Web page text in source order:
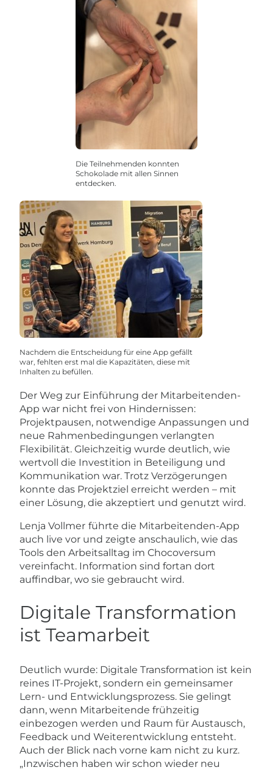
Die Teilnehmenden konnten
Schokolade mit allen Sinnen
entdecken.
Nachdem die Entscheidung für eine App gefällt
war, fehlten erst mal die Kapazitäten, diese mit
Inhalten zu befüllen.
Der Weg zur Einführung der Mitarbeitenden-
App war nicht frei von Hindernissen:
Projektpausen, notwendige Anpassungen und
neue Rahmenbedingungen verlangten
Flexibilität. Gleichzeitig wurde deutlich, wie
wertvoll die Investition in Beteiligung und
Kommunikation war. Trotz Verzögerungen
konnte das Projektziel erreicht werden – mit
einer Lösung, die akzeptiert und genutzt wird.
Lenja Vollmer führte die Mitarbeitenden-App
auch live vor und zeigte anschaulich, wie das
Tools den Arbeitsalltag im Chocoversum
vereinfacht. Information sind fortan dort
auffindbar, wo sie gebraucht wird.
Digitale Transformation
ist Teamarbeit
Deutlich wurde: Digitale Transformation ist kein
reines IT-Projekt, sondern ein gemeinsamer
Lern- und Entwicklungsprozess. Sie gelingt
dann, wenn Mitarbeitende frühzeitig
einbezogen werden und Raum für Austausch,
Feedback und Weiterentwicklung entsteht.
Auch der Blick nach vorne kam nicht zu kurz.
„Inzwischen haben wir schon wieder neu